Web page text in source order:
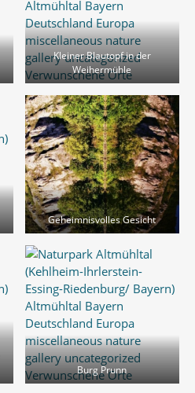
Kleiner Blautopf in der
Weihermühle
Geheimnisvolles Gesicht
Burg Prunn